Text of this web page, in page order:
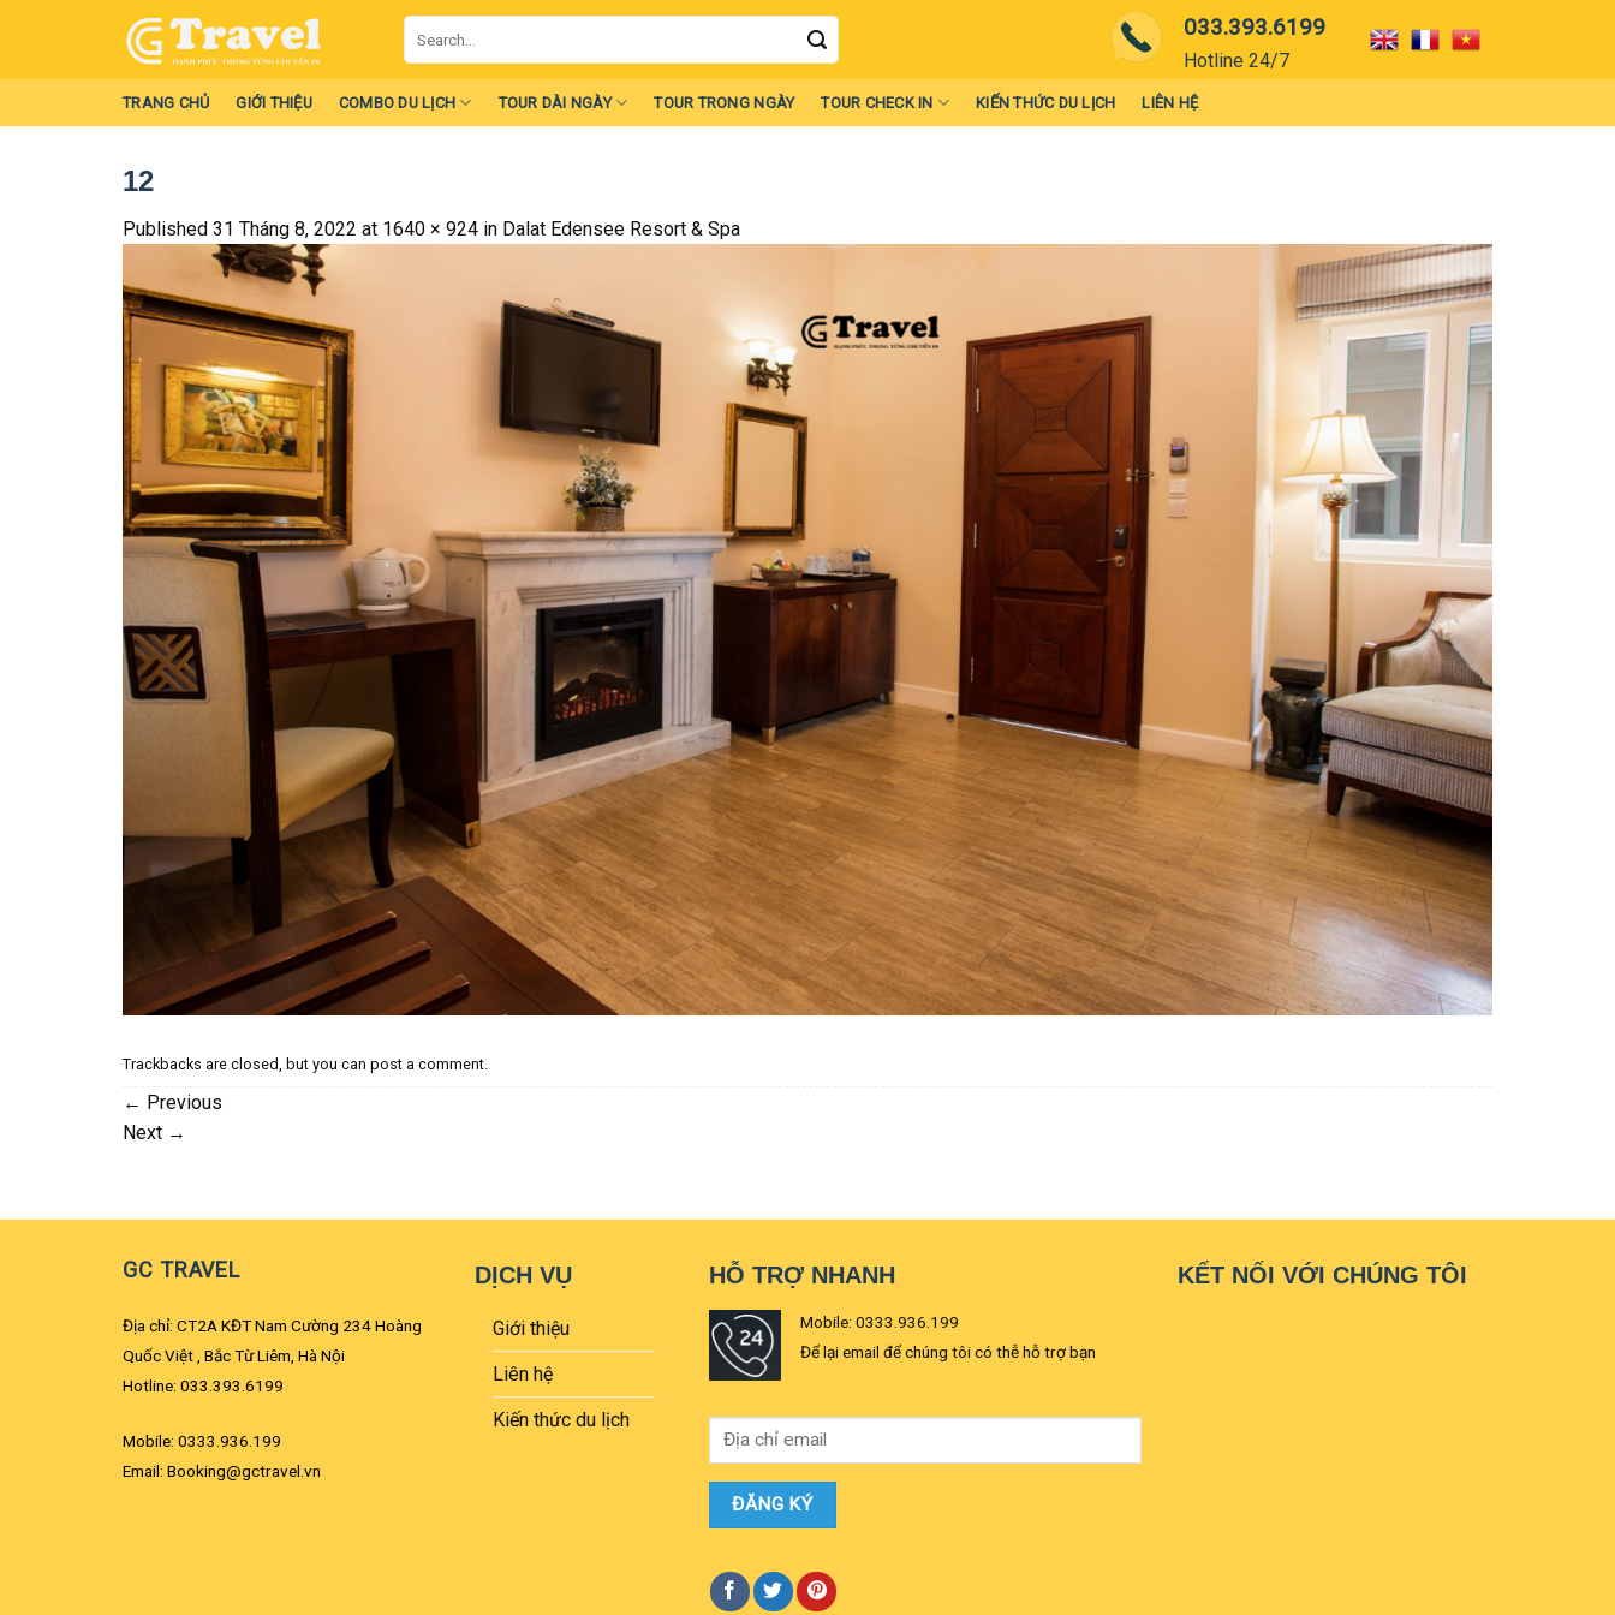
content
Search
for:
033.393.6199
Hotline 24/7
TRANG CHỦ GIỚI THIỆU COMBO DU LỊCH TOUR DÀI NGÀY TOUR TRONG NGÀY TOUR CHECK IN KIẾN THỨC DU LỊCH LIÊN HỆ
12
Published 31 Tháng 8, 2022 at 1640 × 924 in Dalat Edensee Resort & Spa
Trackbacks are closed, but you can post a comment
← Previous
Next →
GC TRAVEL
Địa chỉ: CT2A KĐT Nam Cường 234 Hoàng
Quốc Việt , Bắc Từ Liêm, Hà Nội
Hotline: 033.393.6199
Mobile: 0333.936.199
Email: Booking@gctravel.vn
DỊCH VỤ
Giới thiệu
Liên hệ
Kiến thức du lịch
HỖ TRỢ NHANH
Mobile: 0333.936.199
Để lại email để chúng tôi có thễ hỗ trợ bạn
KẾT NỐI VỚI CHÚNG TÔI